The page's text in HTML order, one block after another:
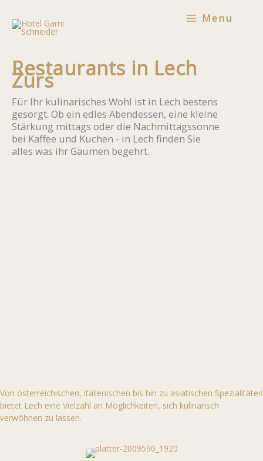
Inhalt
springen
Menu
Restaurants in Lech
Zürs
Für Ihr kulinarisches Wohl ist in Lech bestens
gesorgt. Ob ein edles Abendessen, eine kleine
Stärkung mittags oder die Nachmittagssonne
bei Kaffee und Kuchen - in Lech finden Sie
alles was ihr Gaumen begehrt.
Von österreichischen, italienischen bis hin zu asiatischen Spezialitäten
bietet Lech eine Vielzahl an Möglichkeiten, sich kulinarisch
verwöhnen zu lassen.